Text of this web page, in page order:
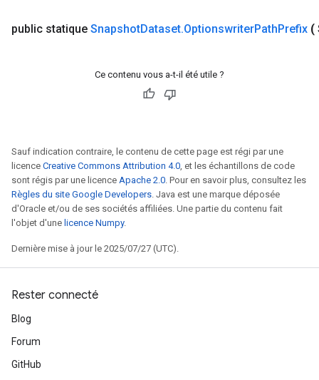
public statique SnapshotDataset.OptionswriterPathPrefix (
Ce contenu vous a-t-il été utile ?
Sauf indication contraire, le contenu de cette page est régi par une
licence Creative Commons Attribution 4.0, et les échantillons de code
sont régis par une licence Apache 2.0. Pour en savoir plus, consultez les
Règles du site Google Developers. Java est une marque déposée
d'Oracle et/ou de ses sociétés affiliées. Une partie du contenu fait
l'objet d'une licence Numpy.
Dernière mise à jour le 2025/07/27 (UTC).
Rester connecté
Blog
Forum
GitHub